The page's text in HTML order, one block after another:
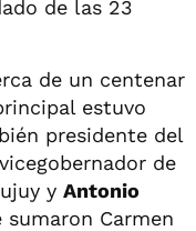
de las 23
de un centenar
estuvo
presidente del
de
y Antonio
sumaron Carmen